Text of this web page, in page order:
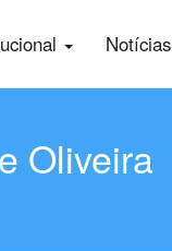
Notícias
Oliveira